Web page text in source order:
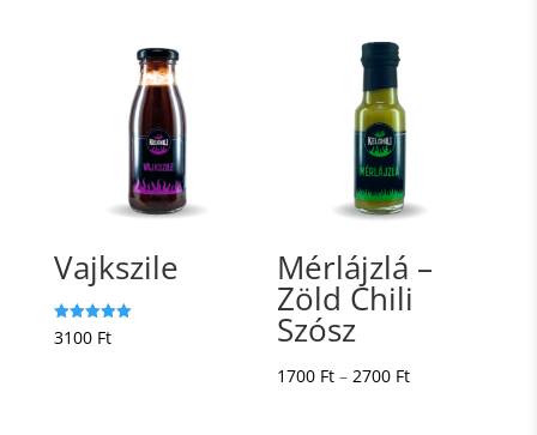
Vajkszile
Értékelés:
5.00
3100 Ft
Mérlájzlá –
Zöld Chili
Szósz
1700 Ft – 2700 FtÁrtartomány: